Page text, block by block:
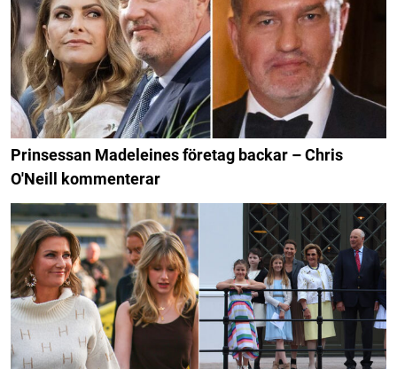
Prinsessan Madeleines företag backar – Chris
O'Neill kommenterar